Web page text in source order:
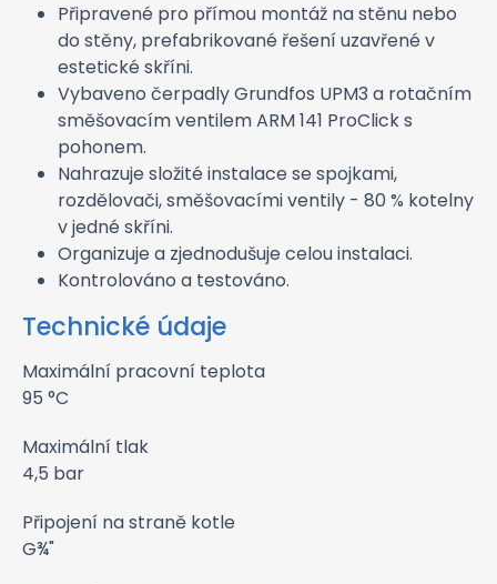
Připravené pro přímou montáž na stěnu nebo
do stěny, prefabrikované řešení uzavřené v
estetické skříni.
Vybaveno čerpadly Grundfos UPM3 a rotačním
směšovacím ventilem ARM 141 ProClick s
pohonem.
Nahrazuje složité instalace se spojkami,
rozdělovači, směšovacími ventily - 80 % kotelny
v jedné skříni.
Organizuje a zjednodušuje celou instalaci.
Kontrolováno a testováno.
Technické údaje
Maximální pracovní teplota
95 °C
Maximální tlak
4,5 bar
Připojení na straně kotle
G¾"